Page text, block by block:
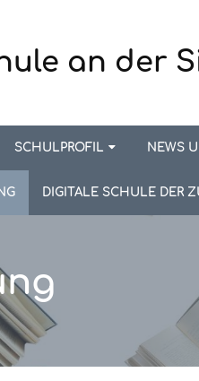
an der
SCHULPROFIL NEWS
DIGITALE SCHULE DER